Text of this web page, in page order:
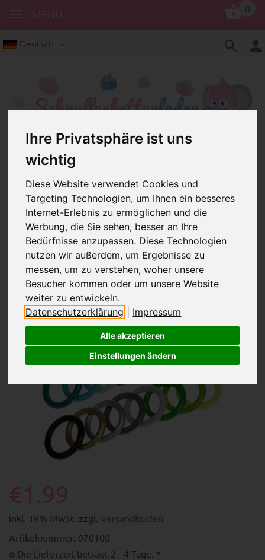
Ihre Privatsphäre ist uns
wichtig
Diese Website verwendet Cookies und
Targeting Technologien, um Ihnen ein besseres
Internet-Erlebnis zu ermöglichen und die
Werbung, die Sie sehen, besser an Ihre
Bedürfnisse anzupassen. Diese Technologien
nutzen wir außerdem, um Ergebnisse zu
messen, um zu verstehen, woher unsere
Besucher kommen oder um unsere Website
weiter zu entwickeln.
Datenschutzerklärung
Impressum
Alle akzeptieren
Einstellungen ändern
Deutsch
Ringe
Greiflinge, Gr. L
inkl. 19% MwSt. zzgl. Versandkosten
Artikelnummer: 070100
Die Lieferzeit beträgt 2 - 4 Tage. *